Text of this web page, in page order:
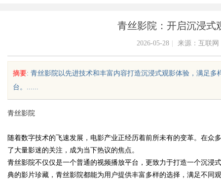
青丝影院：开启沉浸式
2026-05-28 来源：互联网
摘要: 青丝影院以先进技术和丰富内容打造沉浸式观影体验，满足
台。......
青丝影院
随着数字技术的飞速发展，电影产业正经历着前所未有的变革。在众
了大量影迷的关注，成为当下热议的焦点。
青丝影院不仅仅是一个普通的视频播放平台，更致力于打造一个沉浸
典的影片珍藏，青丝影院都能为用户提供丰富多样的选择，满足不同
锡丝，万山焊锡，
条，巨一，焊锡，无 平台探索